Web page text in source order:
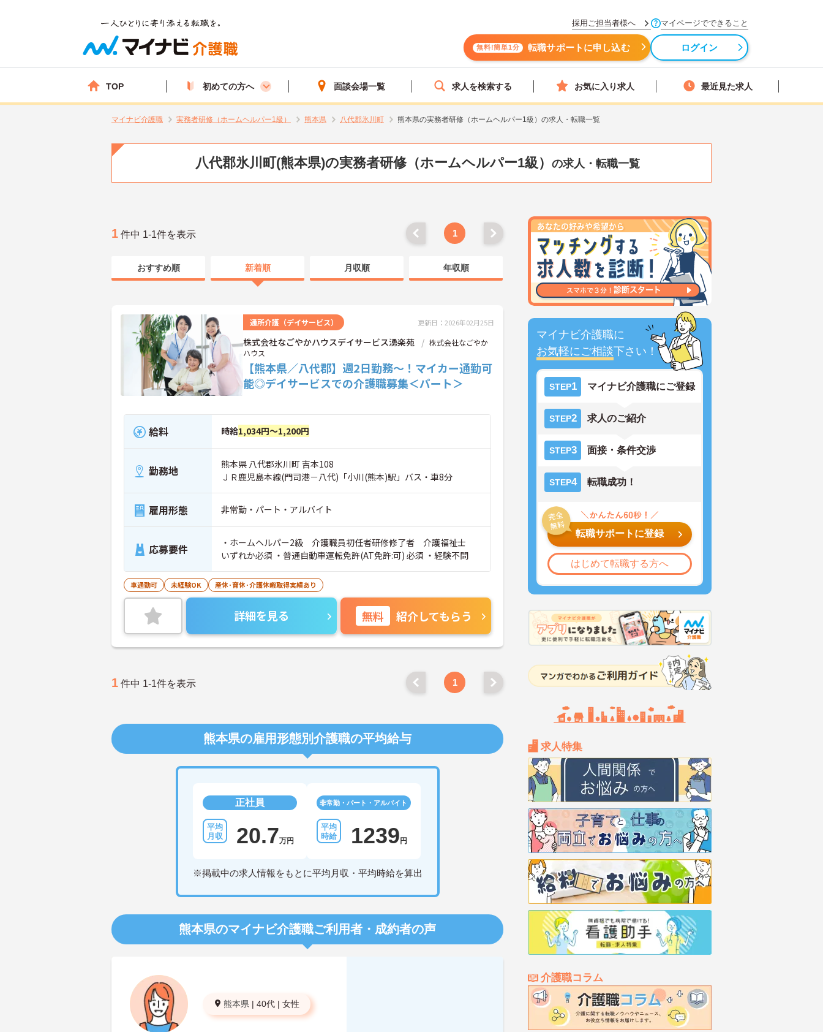
採用ご担当者様へ マイページでできること
無料!簡単1分 転職サポートに申し込む ログイン
TOP 初めての方へ 面談会場一覧 求人を検索する お気に入り求人 最近見た求人
マイナビ介護職 実務者研修（ホームヘルパー1級） 熊本県 八代郡氷川町 熊本県の実務者研修（ホームヘルパー1級）の求人・転職一覧
八代郡氷川町(熊本県)の実務者研修（ホームヘルパー1級） の求人・転職一覧
マイナビ介護職に
お気軽にご相談下さい！
STEP1 マイナビ介護職にご登録
STEP2 求人のご紹介
STEP3 面接・条件交渉
STEP4 転職成功！
転職サポートに登録
はじめて転職する方へ
求人特集
介護職コラム
1 件中 1-1件を表示 1
おすすめ順 新着順 月収順 年収順
通所介護（デイサービス） 更新日：2026年02月25日
株式会社なごやかハウスデイサービス湧楽苑
株式会社なごやか
ハウス
【熊本県／八代郡】週2日勤務～！マイカー通勤可
能◎デイサービスでの介護職募集＜パート＞
給料 時給1,034円～1,200円
勤務地
熊本県 八代郡氷川町 吉本108
ＪＲ鹿児島本線(門司港－八代)「小川(熊本)駅」バス・車8分
雇用形態 非常勤・パート・アルバイト
応募要件
・ホームヘルパー2級 介護職員初任者研修修了者 介護福祉士
いずれか必須 ・普通自動車運転免許(AT免許:可) 必須 ・経験不問
車通勤可 未経験OK 産休･育休･介護休暇取得実績あり
詳細を見る 無料 紹介してもらう
1 件中 1-1件を表示 1
熊本県の雇用形態別介護職の平均給与
正社員
20.7万円
非常勤・パート・アルバイト
1239 円
※掲載中の求人情報をもとに平均月収・平均時給を算出
熊本県のマイナビ介護職ご利用者・成約者の声
熊本県 | 40代 | 女性